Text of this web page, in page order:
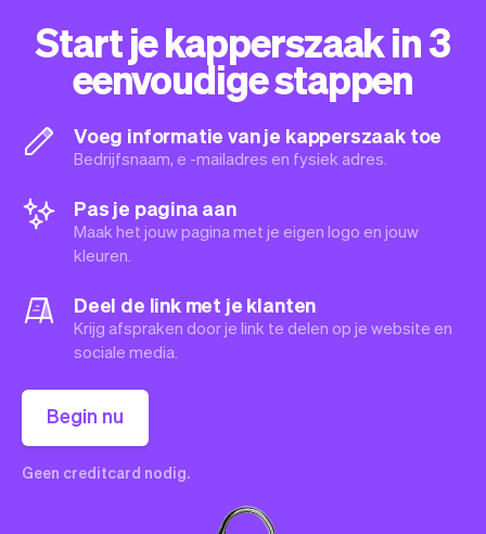
Start je kapperszaak in 3
eenvoudige stappen
Voeg informatie van je kapperszaak toe
Bedrijfsnaam, e -mailadres en fysiek adres.
Pas je pagina aan
Maak het jouw pagina met je eigen logo en jouw
kleuren.
Deel de link met je klanten
Krijg afspraken door je link te delen op je website en
sociale media.
Begin nu
Geen creditcard nodig.